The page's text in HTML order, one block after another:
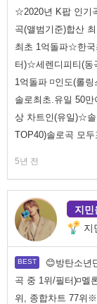
☆2020년 K팝 인기
곡(앨범기준)합산
최초 1억돌파☆한국
터)☆세렌디피티(동
1억돌파 ◽인도(롤
솔로최초.유일 50만
상 차트인(유일)☆솔
TOP40)솔로곡 모
5년 전
지민
지
😊방탄소년
곡 중 1위/필터)◽
위, 종합차트 77위※